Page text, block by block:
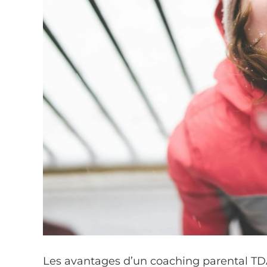
Les avantages d’un coaching parental